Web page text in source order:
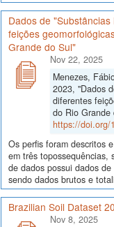
Dados de
feições
Grande do Sul"
Nov 22, 2025
Menezes,
2023, "Dados
diferentes
do Rio Grande
https://doi.org/
Os perfis foram descritos
em três topossequências,
de dados possui dados
sendo dados brutos e
Brazilian Soil Dataset
Nov 8, 2025